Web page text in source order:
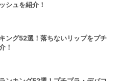
シュを紹介！
ング52選！落ちないリップをプチ
！